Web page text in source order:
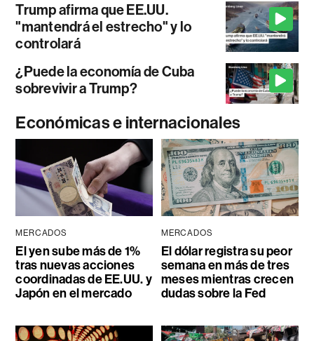
Trump afirma que EE.UU.
"mantendrá el estrecho" y lo
controlará
¿Puede la economía de Cuba
sobrevivir a Trump?
Económicas e internacionales
MERCADOS
El yen sube más de 1%
tras nuevas acciones
coordinadas de EE.UU. y
Japón en el mercado
MERCADOS
El dólar registra su peor
semana en más de tres
meses mientras crecen
dudas sobre la Fed